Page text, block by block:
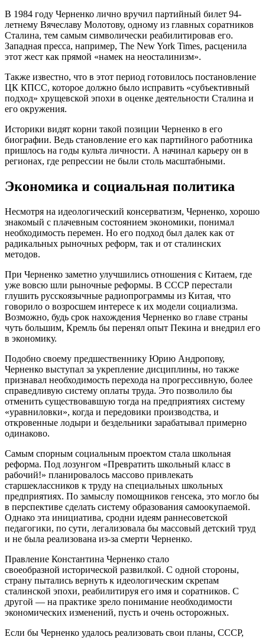
В 1984 году Черненко лично вручил партийный билет 94-
летнему Вячеславу Молотову, одному из главных соратников
Сталина, тем самым символически реабилитировав его.
Западная пресса, например, The New York Times, расценила
этот жест как прямой «намек на неосталинизм».
Также известно, что в этот период готовилось постановление
ЦК КПСС, которое должно было исправить «субъективный
подход» хрущевской эпохи в оценке деятельности Сталина и
его окружения.
Историки видят корни такой позиции Черненко в его
биографии. Ведь становление его как партийного работника
пришлось на годы культа личности. А начинал карьеру он в
регионах, где репрессии не были столь масштабными.
Экономика и социальная политика
Несмотря на идеологический консерватизм, Черненко, хорошо
знакомый с плачевным состоянием экономики, понимал
необходимость перемен. Но его подход был далек как от
радикальных рыночных реформ, так и от сталинских
методов.
При Черненко заметно улучшились отношения с Китаем, где
уже вовсю шли рыночные реформы. В СССР перестали
глушить русскоязычные радиопрограммы из Китая, что
говорило о возросшем интересе к их модели социализма.
Возможно, будь срок нахождения Черненко во главе страны
чуть большим, Кремль бы перенял опыт Пекина и внедрил его
в экономику.
Подобно своему предшественнику Юрию Андропову,
Черненко выступал за укрепление дисциплины, но также
признавал необходимость перехода на прогрессивную, более
справедливую систему оплаты труда. Это позволило бы
отменить существовавшую тогда на предприятиях систему
«уравниловки», когда и передовики производства, и
откровенные лодыри и бездельники зарабатывал примерно
одинаково.
Самым спорным социальным проектом стала школьная
реформа. Под лозунгом «Превратить школьный класс в
рабочий!» планировалось массово привлекать
старшеклассников к труду на специальных школьных
предприятиях. По замыслу помощников генсека, это могло бы
в перспективе сделать систему образования самоокупаемой.
Однако эта инициатива, сродни идеям раннесоветской
педагогики, по сути, легализовала бы массовый детский труд
и не была реализована из-за смерти Черненко.
Правление Константина Черненко стало
своеобразной исторической развилкой. С одной стороны,
страну пытались вернуть к идеологическим скрепам
сталинской эпохи, реабилитируя его имя и соратников. С
другой — на практике зрело понимание необходимости
экономических изменений, пусть и очень осторожных.
Если бы Черненко удалось реализовать свои планы, СССР,